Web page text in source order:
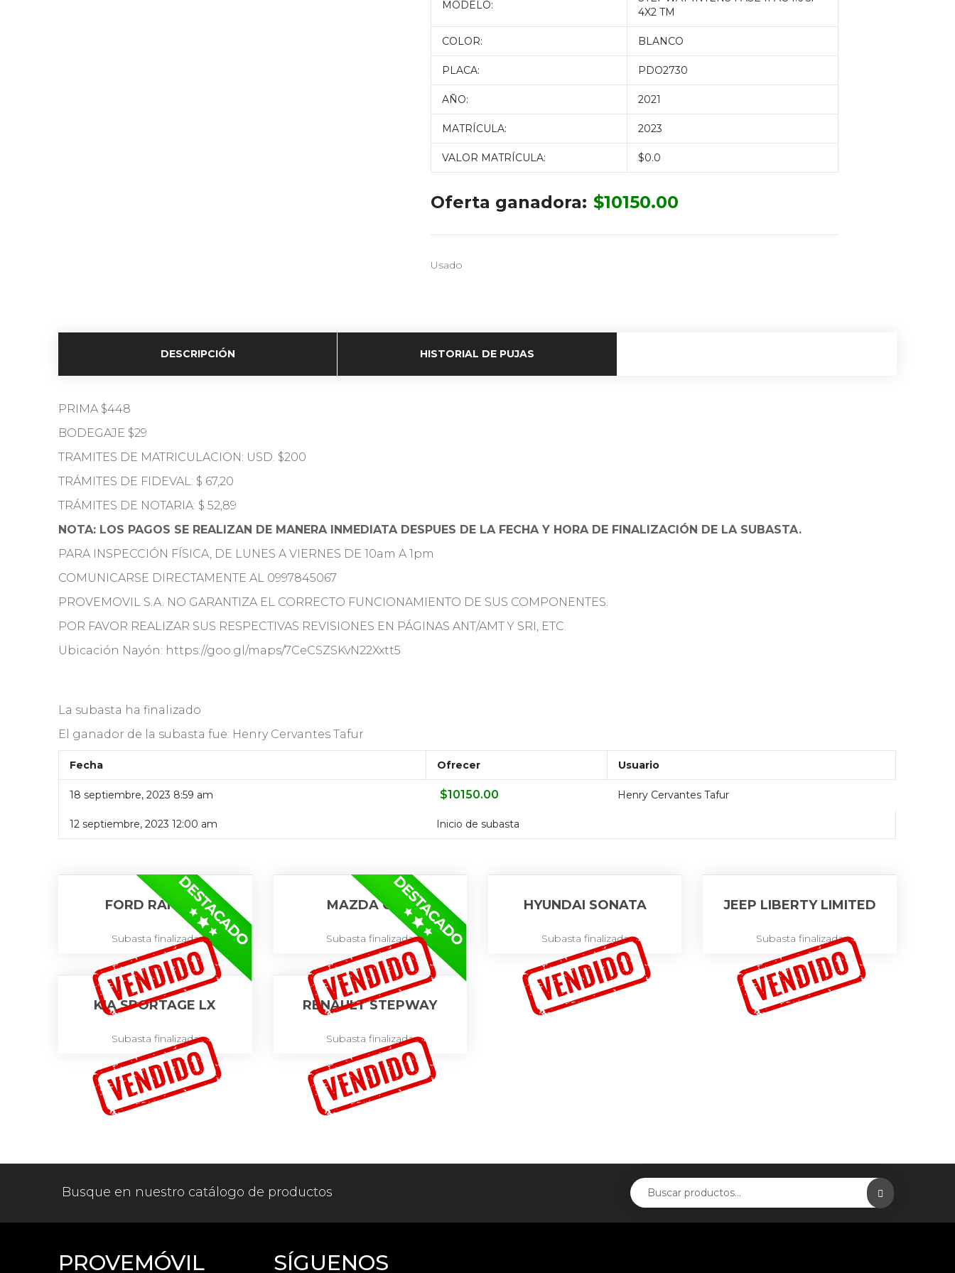
MODELO:
4X2 TM
COLOR: BLANCO
PLACA: PDO2730
AÑO: 2021
MATRÍCULA: 2023
VALOR MATRÍCULA: $0.0
Oferta ganadora: $10150.00
Usado
DESCRIPCIÓN HISTORIAL DE PUJAS
PRIMA $448
BODEGAJE $29
TRAMITES DE MATRICULACION: USD. $200
TRÁMITES DE FIDEVAL: $ 67,20
TRÁMITES DE NOTARIA: $ 52,89
NOTA: LOS PAGOS SE REALIZAN DE MANERA INMEDIATA DESPUES DE LA FECHA Y HORA DE FINALIZACIÓN DE LA SUBASTA.
PARA INSPECCIÓN FÍSICA, DE LUNES A VIERNES DE 10am A 1pm
COMUNICARSE DIRECTAMENTE AL 0997845067
PROVEMOVIL S.A. NO GARANTIZA EL CORRECTO FUNCIONAMIENTO DE SUS COMPONENTES.
POR FAVOR REALIZAR SUS RESPECTIVAS REVISIONES EN PÁGINAS ANT/AMT Y SRI, ETC.
Ubicación Nayón: https://goo.gl/maps/7CeCSZSKvN22Xxtt5
La subasta ha finalizado
El ganador de la subasta fue: Henry Cervantes Tafur
Fecha Ofrecer Usuario
18 septiembre, 2023 8:59 am $10150.00 Henry Cervantes Tafur
12 septiembre, 2023 12:00 am Inicio de subasta
FORD RANGER
Subasta finalizada
MAZDA CX-3
Subasta finalizada
HYUNDAI SONATA
Subasta finalizada
JEEP LIBERTY LIMITED
Subasta finalizada
KIA SPORTAGE LX
Subasta finalizada
RENAULT STEPWAY
Subasta finalizada
Busque en nuestro catálogo de productos
PROVEMÓVIL SÍGUENOS